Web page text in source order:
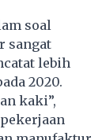
soal
sangat
lebih
2020.
kaki”,